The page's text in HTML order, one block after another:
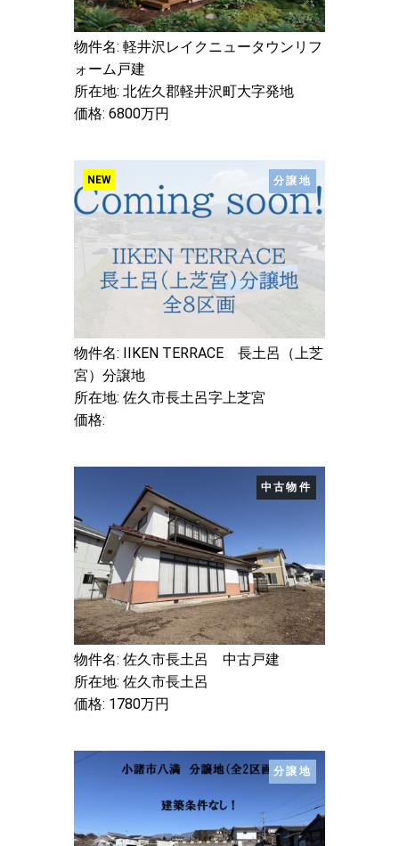
物件名: 軽井沢レイクニュータウンリフ
ォーム戸建
所在地: 北佐久郡軽井沢町大字発地
価格: 6800万円
NEW 分譲地
物件名: IIKEN TERRACE 長土呂（上芝
宮）分譲地
所在地: 佐久市長土呂字上芝宮
価格:
中古物件
物件名: 佐久市長土呂 中古戸建
所在地: 佐久市長土呂
価格: 1780万円
分譲地